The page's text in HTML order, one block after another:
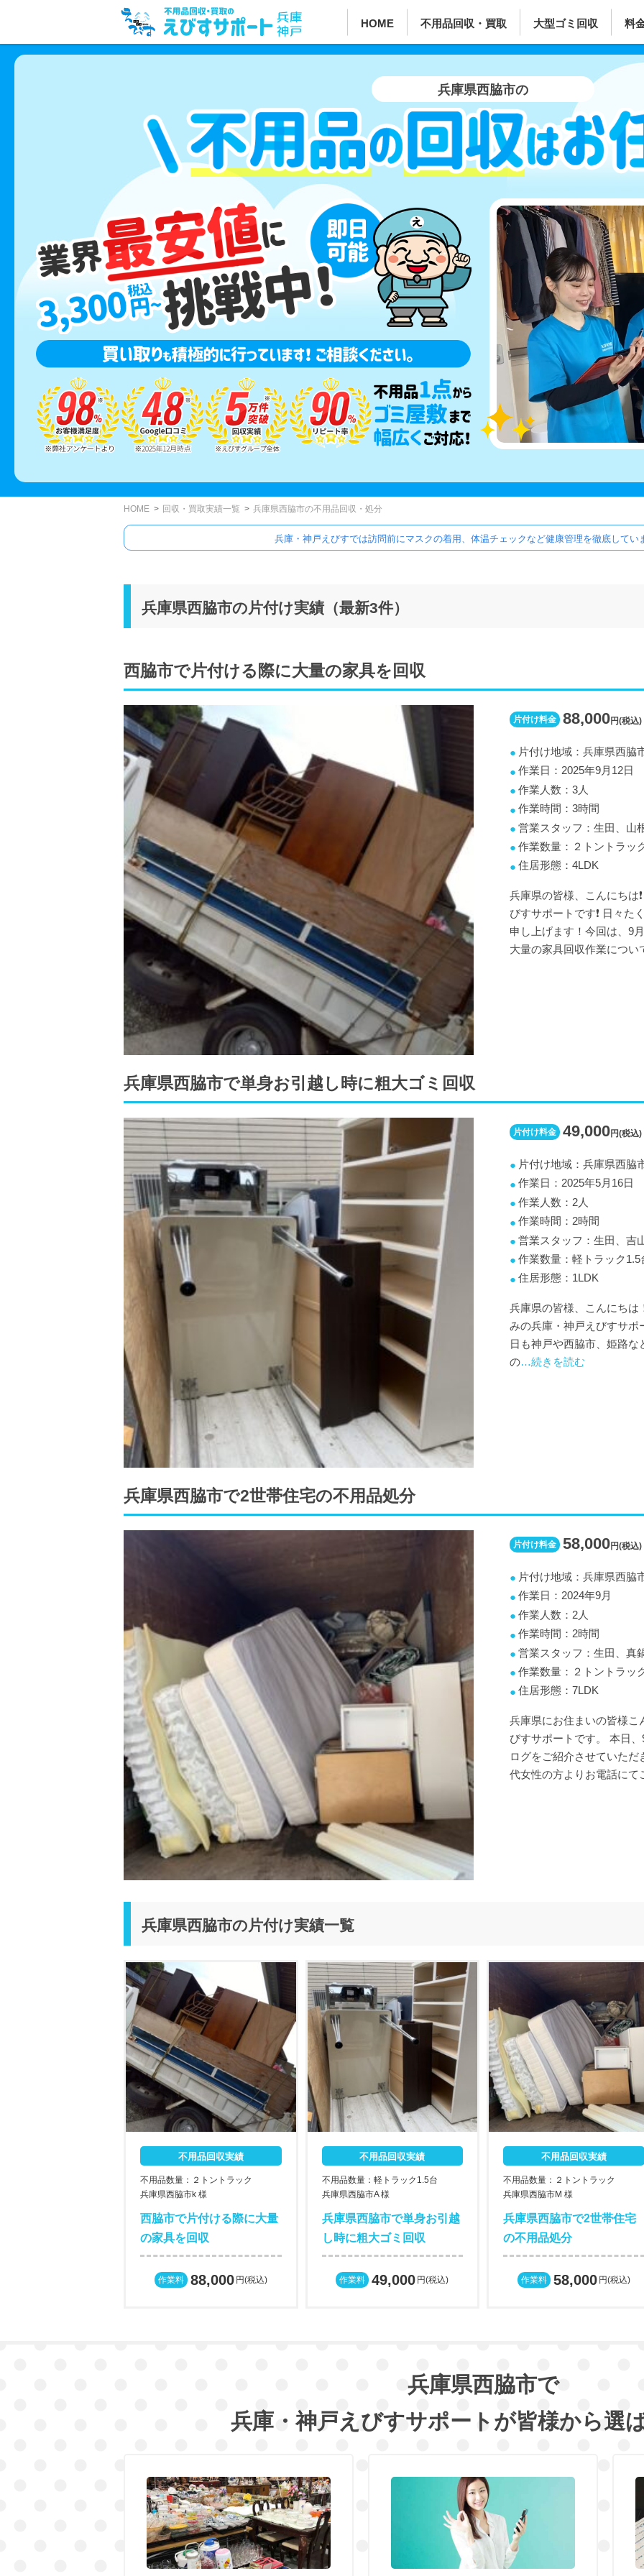
HOME 不用品回収・買取 大型ゴミ回収 料
兵庫県西脇市の
HOME 回収・買取実績一覧 兵庫県西脇市の不用品回収・処分
兵庫・神戸えびすでは訪問前にマスクの着用、体温チェックなど健康管理を徹底してい
兵庫県西脇市の片付け実績（最新3件）
西脇市で片付ける際に大量の家具を回収
片付け料金 88,000円(税込)
片付け地域：兵庫県西脇
作業日：2025年9月12日
作業人数：3人
作業時間：3時間
営業スタッフ：生田、山
作業数量：２トントラッ
住居形態：4LDK
兵庫県の皆様、こんにちは
びすサポートです❗️ 日々た
申し上げます！今回は、9
大量の家具回収作業につい
兵庫県西脇市で単身お引越し時に粗大ゴミ回収
片付け料金 49,000円(税込)
片付け地域：兵庫県西脇
作業日：2025年5月16日
作業人数：2人
作業時間：2時間
営業スタッフ：生田、吉
作業数量：軽トラック1.5
住居形態：1LDK
兵庫県の皆様、こんにち
みの兵庫・神戸えびすサ
日も神戸や西脇市、姫路
の…続きを読む
兵庫県西脇市で2世帯住宅の不用品処分
片付け料金 58,000円(税込)
片付け地域：兵庫県西脇
作業日：2024年9月
作業人数：2人
作業時間：2時間
営業スタッフ：生田、真
作業数量：２トントラッ
住居形態：7LDK
兵庫県にお住まいの皆様こ
びすサポートです。 本日
ログをご紹介させていた
代女性の方よりお電話にて
兵庫県西脇市の片付け実績一覧
不用品回収実績
不用品数量：２トントラック
兵庫県西脇市k 様
西脇市で片付ける際に大量
の家具を回収
作業料 88,000 円(税込)
不用品回収実績
不用品数量：軽トラック1.5台
兵庫県西脇市A 様
兵庫県西脇市で単身お引越
し時に粗大ゴミ回収
作業料 49,000 円(税込)
不用品回収実績
不用品数量：２トントラック
兵庫県西脇市M 様
兵庫県西脇市で2世帯住宅
の不用品処分
作業料 58,000 円(税込)
兵庫県西脇市で
兵庫・神戸えびすサポートが皆様から選